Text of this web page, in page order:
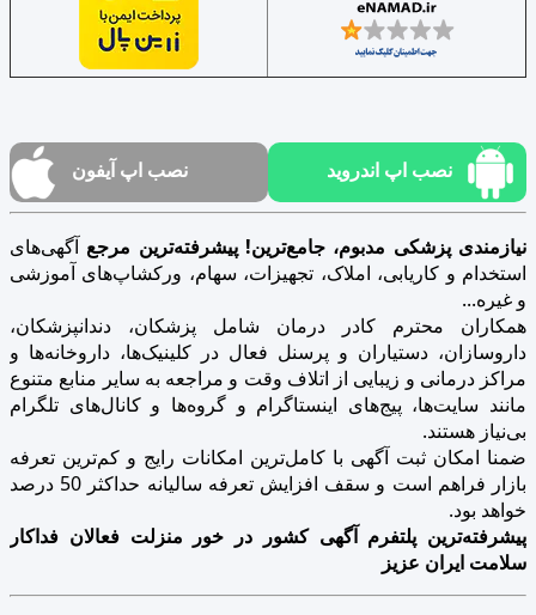
نصب اپ اندروید نصب اپ آیفون
نیازمندی پزشکی مدبوم، جامع‌ترین! پیشرفته‌ترین مرجع آگهی‌های
استخدام و کاریابی، املاک، تجهیزات، سهام، ورکشاپ‌های آموزشی
و غیره...
همکاران محترم کادر درمان شامل پزشکان، دندانپزشکان،
داروسازان، دستیاران و پرسنل فعال در کلینیک‌ها، داروخانه‌ها و
مراکز درمانی و زیبایی از اتلاف وقت و مراجعه به سایر منابع متنوع
مانند سایت‌ها، پیج‌های اینستاگرام و گروه‌ها و کانال‌های تلگرام
بی‌نیاز هستند.
ضمنا امکان ثبت آگهی با کامل‌ترین امکانات رایج و کم‌ترین تعرفه
بازار فراهم است و سقف افزایش تعرفه سالیانه حداکثر 50 درصد
خواهد بود.
پیشرفته‌ترین پلتفرم آگهی کشور در خور منزلت فعالان فداکار
سلامت ایران عزیز